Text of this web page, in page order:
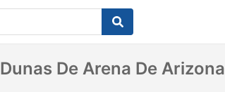
Dunas De Arena De Arizona